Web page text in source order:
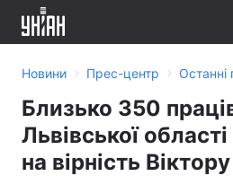
Новини › Прес-центр › Останні
Близько 350
Львівської
на вірність